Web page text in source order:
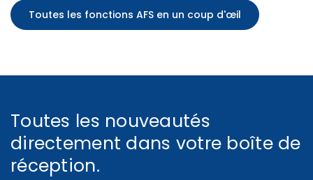
Toutes les fonctions AFS en un coup d'œil
Toutes les nouveautés
directement dans votre boîte de
réception.